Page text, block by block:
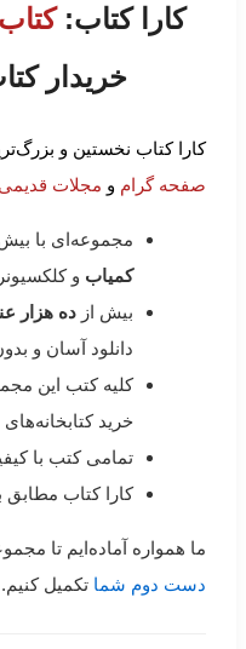
کارا کتاب:
خریدار
کارا کتاب نخستین و
صفحه گرام و مجلات قدیمی
مجموعه‌ای با بیش
کمیاب و
بیش از ده هزار
دانلود آسان و
کلیه کتب این
خرید
تمامی کتب با
کارا کتاب مطابق
ما همواره آماده‌ایم تا
دست دوم شما تکمیل کنیم.